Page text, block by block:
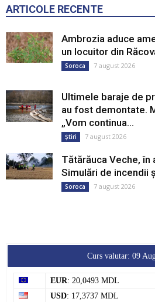
ARTICOLE RECENTE
Ambrozia aduce
un locuitor din
Soroca 7 august 2026
Ultimele baraje de
au fost demontate.
„Vom continua...
Știri 7 august 2026
Tătărăuca Veche,
Simulări de incendii
Soroca 7 august 2026
Curs valutar: 09
EUR: 20,0493 MDL
USD: 17,3737 MDL